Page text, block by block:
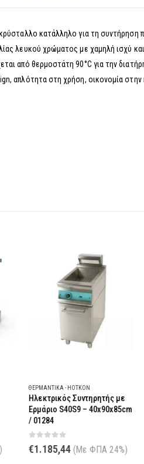
κατάλληλο για τη
λευκού χρώματος με χαμηλή ισχύ
από θερμοστάτη 90°C για την
απλότητα στη χρήση, οικονομία
- HOTKON
Συντηρητής με
S40S9 – 40x90x85cm
out of 5(Με ΦΠΑ 24%)
ΘΕΡΜΑΝΤΙΚΆ
Γέφυρα
out
€298,84